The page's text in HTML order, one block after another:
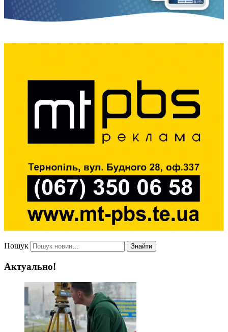
Пошук Знайти
Актуально!